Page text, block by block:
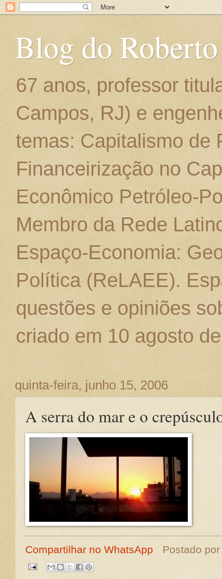
Blog do
67 anos, professor
Campos, RJ) e
temas: Capitalismo de
Financeirização no
Econômico Petróleo-
Membro da Rede
Espaço-Economia:
Política (ReLAEE).
questões e opiniões
criado em 10 agosto
quinta-feira, junho 15, 2006
A serra do mar e o
Compartilhar no WhatsApp Postado